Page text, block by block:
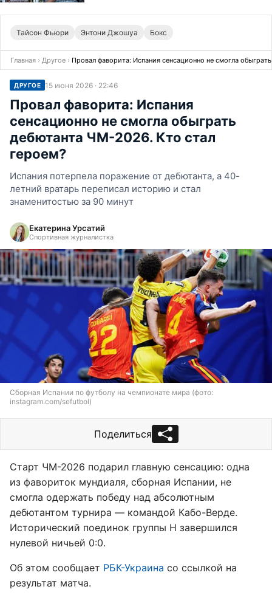
Тайсон Фьюри Энтони Джошуа Бокс
Главная › Другое › Провал фаворита: Испания сенсационно не смогла
ДРУГОЕ 15 июня 2026 · 22:46
Провал фаворита: Испания
сенсационно не смогла обыграть
дебютанта ЧМ-2026. Кто стал
героем?
Испания потерпела поражение от дебютанта, а 40-
летний вратарь переписал историю и стал
знаменитостью за 90 минут
Екатерина Урсатий
Спортивная журналистка
Сборная Испании по футболу на чемпионате мира (фото:
instagram.com/sefutbol)
Поделиться
Старт ЧМ-2026 подарил главную сенсацию: одна
из фавориток мундиаля, сборная Испании, не
смогла одержать победу над абсолютным
дебютантом турнира — командой Кабо-Верде.
Исторический поединок группы H завершился
нулевой ничьей 0:0.
Об этом сообщает РБК-Украина со ссылкой на
результат матча.